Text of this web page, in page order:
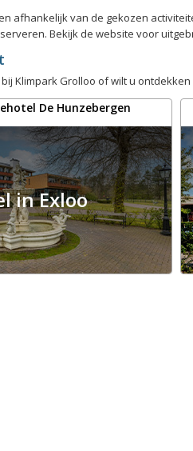
afhankelijk van de gekozen
Bekijk de website voor
Klimpark Grolloo of wilt u
De Hunzebergen
in Exloo